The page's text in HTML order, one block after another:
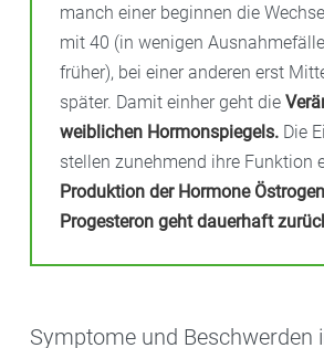
manch einer beginnen die
mit 40 (in wenigen
früher), bei einer anderen erst
später. Damit einher geht die
weiblichen Hormonspiegels. Die
stellen zunehmend ihre Funktion
Produktion der Hormone
Progesteron geht dauerhaft
Symptome und Beschwerden